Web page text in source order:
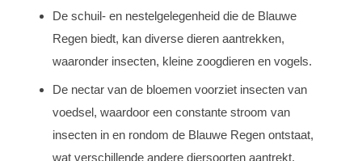
De schuil- en nestelgelegenheid die de Blauwe
Regen biedt, kan diverse dieren aantrekken,
waaronder insecten, kleine zoogdieren en vogels.
De nectar van de bloemen voorziet insecten van
voedsel, waardoor een constante stroom van
insecten in en rondom de Blauwe Regen ontstaat,
wat verschillende andere diersoorten aantrekt.